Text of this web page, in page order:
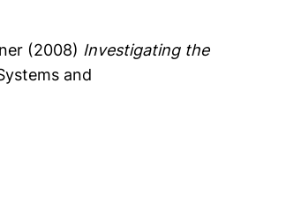
(2008) Investigating the
and